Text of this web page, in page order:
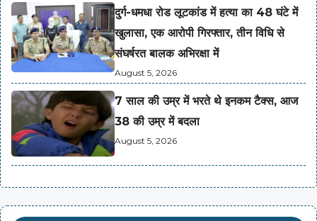
दुर्ग-धमधा रोड लूटकांड में हत्या का 48 घंटे में
खुलासा, एक आरोपी गिरफ्तार, तीन विधि से
संघर्षरत बालक अभिरक्षा में
August 5, 2026
7 साल की उम्र में भरते थे इनकम टैक्स, आज
38 की उम्र में बदला
August 5, 2026